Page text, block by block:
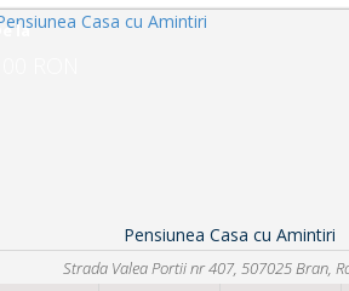
De la
Pensiunea Ambient
62 Iuliu Maniu St., 500091